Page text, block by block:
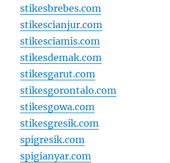
stikesbrebes.com
stikescianjur.com
stikesciamis.com
stikesdemak.com
stikesgarut.com
stikesgorontalo.com
stikesgowa.com
stikesgresik.com
spigresik.com
spigianyar.com